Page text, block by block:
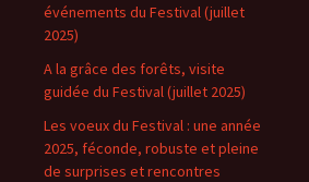
événements du Festival (juillet
2025)
A la grâce des forêts, visite
guidée du Festival (juillet 2025)
Les voeux du Festival : une année
2025, féconde, robuste et pleine
de surprises et rencontres